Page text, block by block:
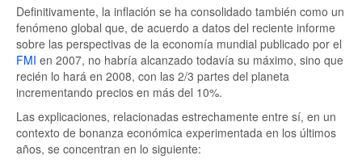
Definitivamente, la inflación se ha consolidado también como un
fenómeno global que, de acuerdo a datos del reciente informe
sobre las perspectivas de la economía mundial publicado por el
FMI en 2007, no habría alcanzado todavía su máximo, sino que
recién lo hará en 2008, con las 2/3 partes del planeta
incrementando precios en más del 10%.
Las explicaciones, relacionadas estrechamente entre sí, en un
contexto de bonanza económica experimentada en los últimos
años, se concentran en lo siguiente: